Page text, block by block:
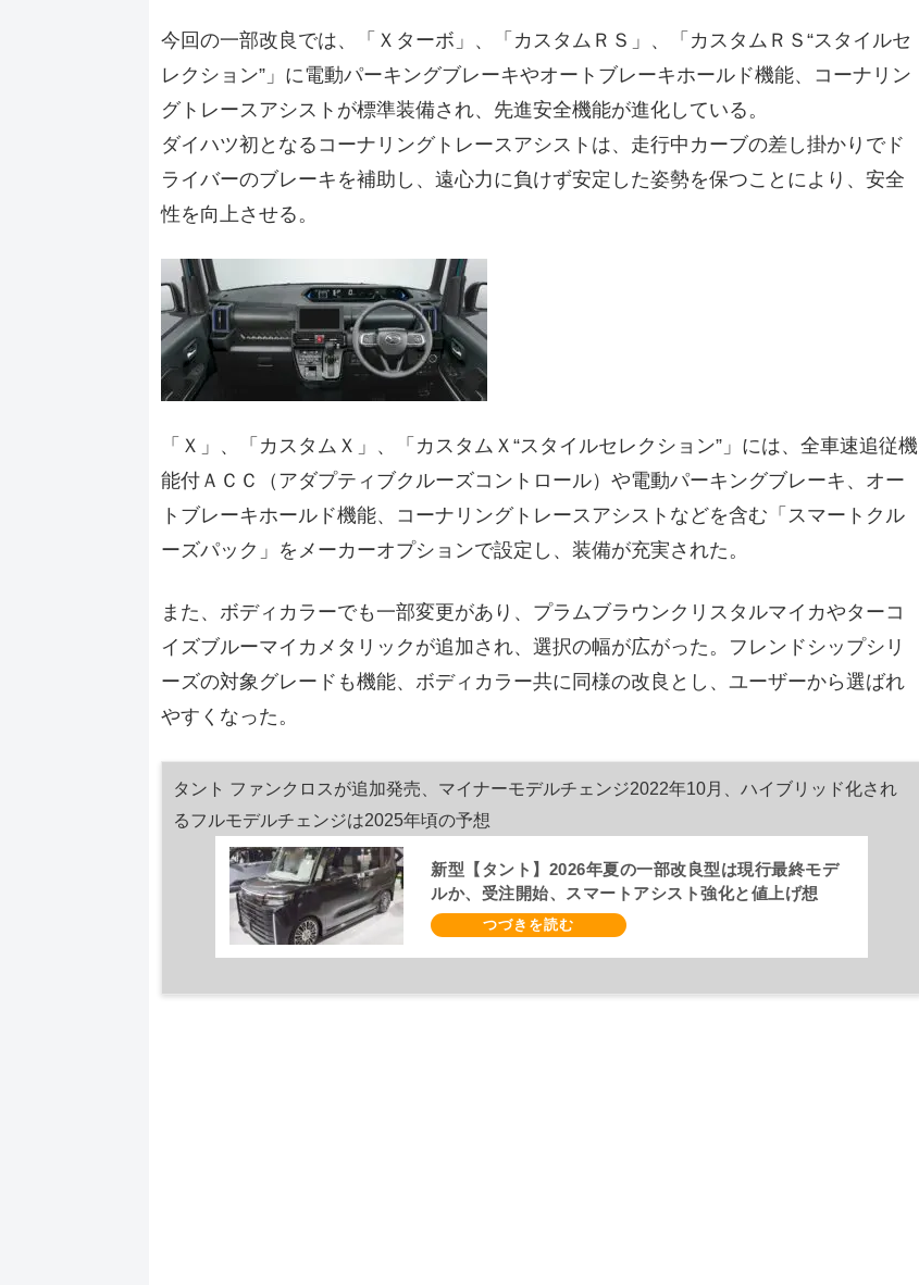
今回の一部改良では、「Ｘターボ」、「カスタムＲＳ」、「カスタムＲＳ“スタイルセ
レクション”」に電動パーキングブレーキやオートブレーキホールド機能、コーナリン
グトレースアシストが標準装備され、先進安全機能が進化している。
ダイハツ初となるコーナリングトレースアシストは、走行中カーブの差し掛かりでド
ライバーのブレーキを補助し、遠心力に負けず安定した姿勢を保つことにより、安全
性を向上させる。
「Ｘ」、「カスタムＸ」、「カスタムＸ“スタイルセレクション”」には、全車速追従機
能付ＡＣＣ（アダプティブクルーズコントロール）や電動パーキングブレーキ、オー
トブレーキホールド機能、コーナリングトレースアシストなどを含む「スマートクル
ーズパック」をメーカーオプションで設定し、装備が充実された。
また、ボディカラーでも一部変更があり、プラムブラウンクリスタルマイカやターコ
イズブルーマイカメタリックが追加され、選択の幅が広がった。フレンドシップシリ
ーズの対象グレードも機能、ボディカラー共に同様の改良とし、ユーザーから選ばれ
やすくなった。
タント ファンクロスが追加発売、マイナーモデルチェンジ2022年10月、ハイブリッド化され
るフルモデルチェンジは2025年頃の予想
新型【タント】2026年夏の一部改良型は現行最終モデ
ルか、受注開始、スマートアシスト強化と値上げ想
定、2027年頃フルモデルチェンジ予想【ダイハツ最新
情報】